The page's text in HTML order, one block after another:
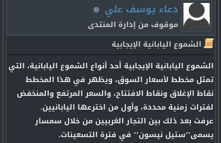
دعاء يوسف علي
موقوف من إدارة المنتدى
الشموع اليابانية الإيجابية
الشموع اليابانية الإيجابية أحد أنواع الشموع اليابانية، التي
تمثل مخطط لأسعار السوق، ويظهر في هذا المخطط
نقاط الإغلاق ونقاط الافتتاح، والسعر المرتفع والمنخفض
لفترات زمنية محددة، وأول من اخترعها اليابانيين.
عرفت بعد ذلك بين التجار الغربيين من خلال سمسار
يسمى’’ستيل نيسون’’ في فترة التسعينات.